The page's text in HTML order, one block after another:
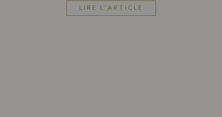
LIRE L'ARTICLE